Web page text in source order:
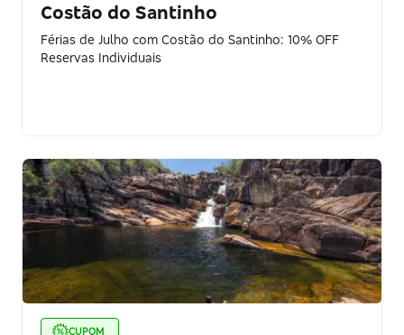
Costão do Santinho
Férias de Julho com Costão do Santinho: 10% OFF
Reservas Individuais
CUPOM